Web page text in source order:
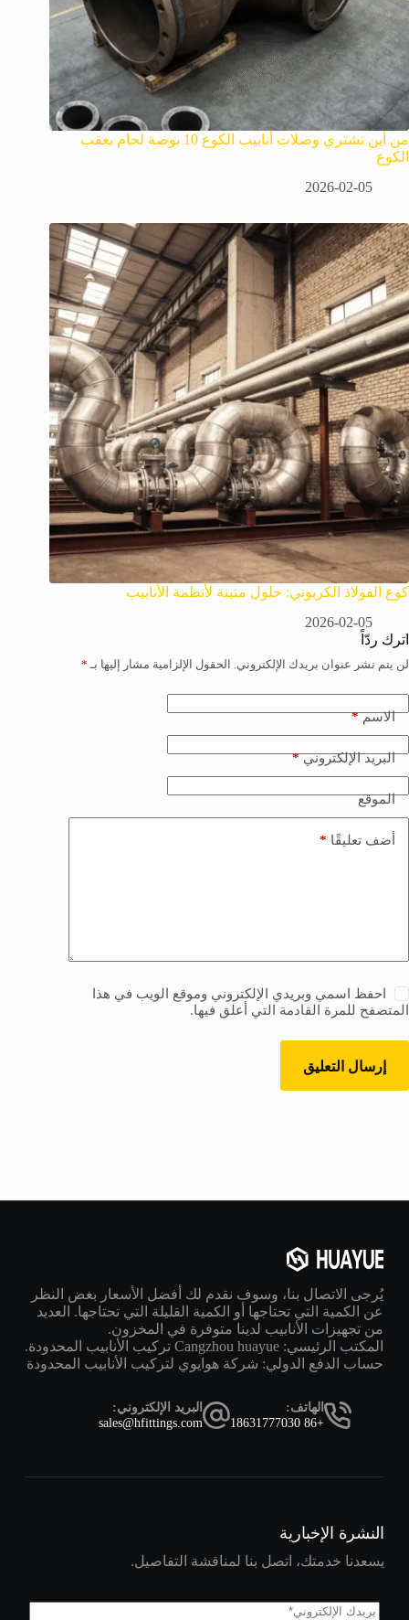
من أين تشتري وصلات أنابيب الكوع 10 بوصة لحام بعقب
الكوع
2026-02-05
كوع الفولاذ الكربوني: حلول متينة لأنظمة الأنابيب
2026-02-05
اترك ردّاً
لن يتم نشر عنوان بريدك الإلكتروني. الحقول الإلزامية مشار إليها بـ *
الاسم*
البريد الإلكتروني*
الموقع
أضف تعليقًا *
احفظ اسمي وبريدي الإلكتروني وموقع الويب في هذا
المتصفح للمرة القادمة التي أعلق فيها.
إرسال التعليق
يُرجى الاتصال بنا، وسوف نقدم لك أفضل الأسعار بغض النظر
عن الكمية التي تحتاجها أو الكمية القليلة التي تحتاجها. العديد
من تجهيزات الأنابيب لدينا متوفرة في المخزون.
المكتب الرئيسي: Cangzhou huayue تركيب الأنابيب المحدودة.
حساب الدفع الدولي: شركة هوايوي لتركيب الأنابيب المحدودة
الهاتف:
+86 18631777030
البريد الإلكتروني:
sales@hfittings.com
النشرة الإخبارية
يسعدنا خدمتك، اتصل بنا لمناقشة التفاصيل.